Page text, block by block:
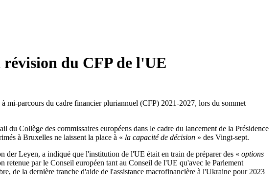
du CFP de l'UE
mi-parcours du cadre financier pluriannuel (CFP) 2021-2027, lors du sommet
du Collège des commissaires européens dans le cadre du lancement de la Présidence
à Bruxelles ne laissent la place à « la capacité de décision » des Vingt-sept.
Leyen, a indiqué que l'institution de l'UE était en train de préparer des « options
par le Conseil européen tant au Conseil de l'UE qu'avec le Parlement
de la dernière tranche d'aide de l'assistance macrofinancière à l'Ukraine pour 2023